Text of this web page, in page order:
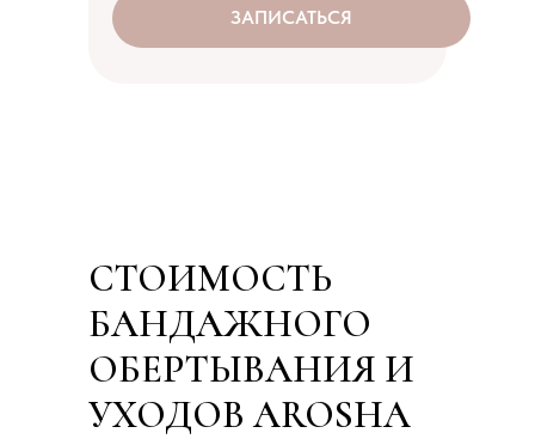
ЗАПИСАТЬСЯ
СТОИМОСТЬ
БАНДАЖНОГО
ОБЕРТЫВАНИЯ И
УХОДОВ AROSHA